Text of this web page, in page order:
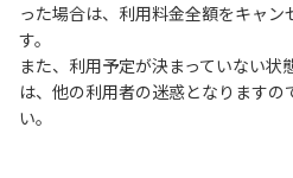
４、車両は、荷物の積み下ろし
ださい。
５、チェックアウトは、午前10
午後5時まで）です。チェックイ
方や使用人数が増えた場合は、必
った場合は、利用料金全額をキャン
す。
また、利用予定が決まっていない
は、他の利用者の迷惑となります
い。